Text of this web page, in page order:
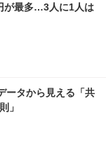
が最多…3人に1人は
ータから見える「共
」